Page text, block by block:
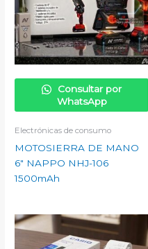
Consultar por
WhatsApp
Electrónicas de consumo
MOTOSIERRA DE MANO
6″ NAPPO NHJ-106
1500mAh